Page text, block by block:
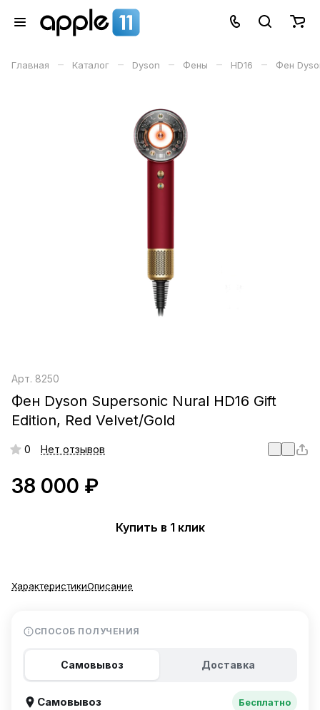
Главная – Каталог – Dyson – Фены – HD16 – Фен
Арт. 8250
Фен Dyson Supersonic Nural HD16 Gift
Edition, Red Velvet/Gold
0 Нет отзывов
38 000 ₽
Купить в 1 клик
ХарактеристикиОписание
СПОСОБ ПОЛУЧЕНИЯ
Самовывоз Доставка
Самовывоз
Бесплатно